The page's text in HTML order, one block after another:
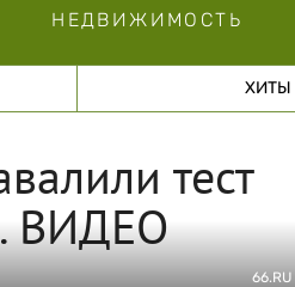
НЕДВИЖИМОСТЬ
ХИТЫ
тест
ВИДЕО
66.RU